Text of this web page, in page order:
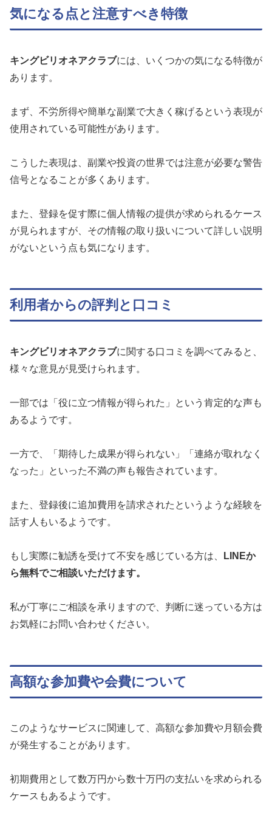
気になる点と注意すべき特徴
キングビリオネアクラブには、いくつかの気になる特徴が
あります。
まず、不労所得や簡単な副業で大きく稼げるという表現が
使用されている可能性があります。
こうした表現は、副業や投資の世界では注意が必要な警告
信号となることが多くあります。
また、登録を促す際に個人情報の提供が求められるケース
が見られますが、その情報の取り扱いについて詳しい説明
がないという点も気になります。
利用者からの評判と口コミ
キングビリオネアクラブに関する口コミを調べてみると、
様々な意見が見受けられます。
一部では「役に立つ情報が得られた」という肯定的な声も
あるようです。
一方で、「期待した成果が得られない」「連絡が取れなく
なった」といった不満の声も報告されています。
また、登録後に追加費用を請求されたというような経験を
話す人もいるようです。
もし実際に勧誘を受けて不安を感じている方は、
LINEか
ら無料でご相談いただけます。
私が丁寧にご相談を承りますので、判断に迷っている方は
お気軽にお問い合わせください。
高額な参加費や会費について
このようなサービスに関連して、高額な参加費や月額会費
が発生することがあります。
初期費用として数万円から数十万円の支払いを求められる
ケースもあるようです。